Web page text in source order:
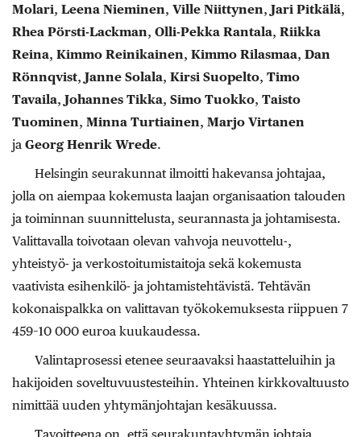
Molari, Leena Nieminen, Ville Niittynen, Jari Pitkälä,
Rhea Pörsti-Lackman, Olli-Pekka Rantala, Riikka
Reina, Kimmo Reinikainen, Kimmo Rilasmaa, Dan
Rönnqvist, Janne Solala, Kirsi Suopelto, Timo
Tavaila, Johannes Tikka, Simo Tuokko, Taisto
Tuominen, Minna Turtiainen, Marjo Virtanen
ja Georg Henrik Wrede.
Helsingin seurakunnat ilmoitti hakevansa johtajaa,
jolla on aiempaa kokemusta laajan organisaation talouden
ja toiminnan suunnittelusta, seurannasta ja johtamisesta.
Valittavalla toivotaan olevan vahvoja neuvottelu-,
yhteistyö- ja verkostoitumistaitoja sekä kokemusta
vaativista esihenkilö- ja johtamistehtävistä. Tehtävän
kokonaispalkka on valittavan työkokemuksesta riippuen 7
459–10 000 euroa kuukaudessa.
Valintaprosessi etenee seuraavaksi haastatteluihin ja
hakijoiden soveltuvuustesteihin. Yhteinen kirkkovaltuusto
nimittää uuden yhtymänjohtajan kesäkuussa.
Tavoitteena on, että seurakuntayhtymän johtaja